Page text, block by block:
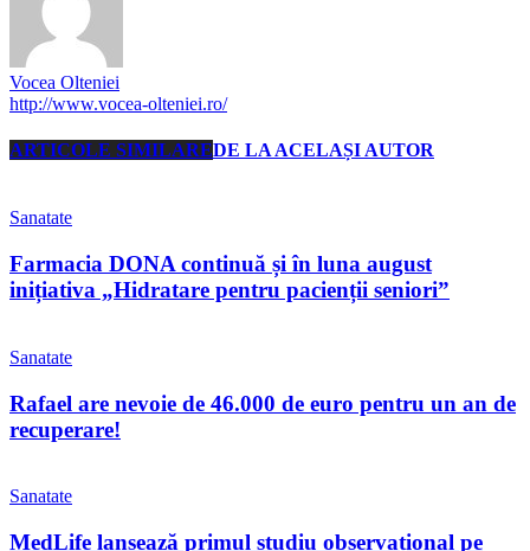
Vocea Olteniei
http://www.vocea-olteniei.ro/
ARTICOLE SIMILAREDE LA ACELAȘI AUTOR
Sanatate
Farmacia DONA continuă și în luna august
inițiativa „Hidratare pentru pacienții seniori”
Sanatate
Rafael are nevoie de 46.000 de euro pentru un an de
recuperare!
Sanatate
MedLife lansează primul studiu observațional pe